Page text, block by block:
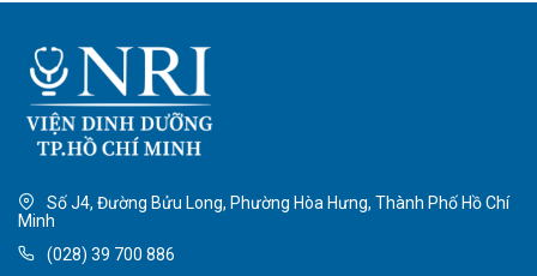
Số J4, Đường Bửu Long, Phường Hòa Hưng, Thành Phố Hồ Chí
Minh
(028) 39 700 886